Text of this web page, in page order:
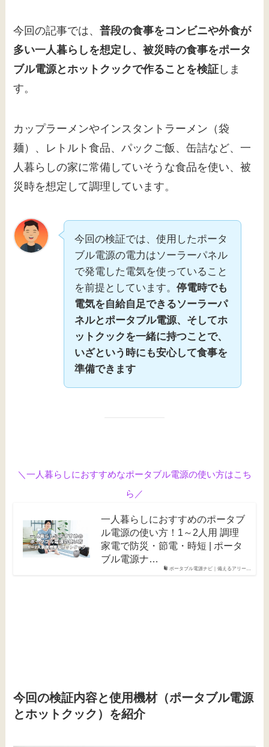
今回の記事では、普段の食事をコンビニや外食が
多い一人暮らしを想定し、被災時の食事をポータ
ブル電源とホットクックで作ることを検証 しま
す。
カップラーメンやインスタントラーメン（袋
麺）、レトルト食品、パックご飯、缶詰など、一
人暮らしの家に常備していそうな食品を使い、被
災時を想定して調理しています。
今回の検証では、使用したポータ
ブル電源の電力はソーラーパネル
で発電した電気を使っていること
を前提としています。停電時でも
電気を自給自足できるソーラーパ
ネルとポータブル電源、そしてホ
ットクックを一緒に持つことで、
いざという時にも安心して食事を
準備できます
＼ 一人暮らしにおすすめなポータブル電源の使い方はこち
ら ／
ポータブル電源ナビ｜備えるアリー…
一人暮らしにおすすめのポータブ
ル電源の使い方！1～2人用 調理
家電で防災・節電・時短 | ポータ
ブル電源ナ…
今回の検証内容と使用機材（ポータブル電源
とホットクック）を紹介